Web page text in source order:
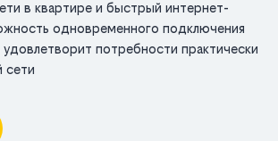
в квартире и быстрый интернет-
одновременного подключения
потребности практически
сети